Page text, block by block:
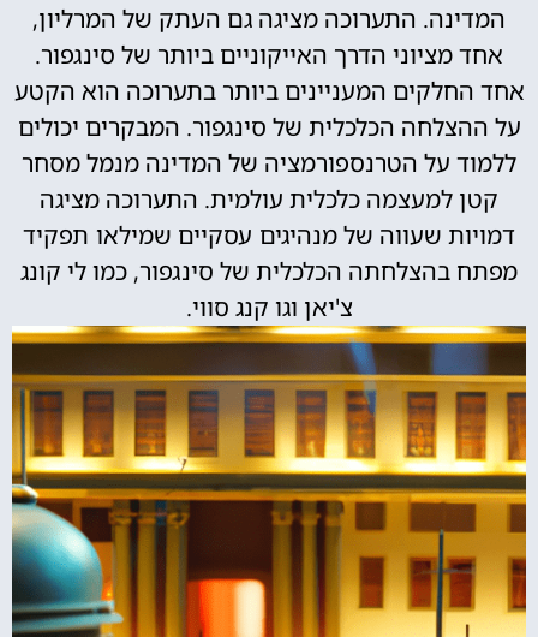
המדינה. התערוכה מציגה גם העתק של המרליון,
אחד מציוני הדרך האייקוניים ביותר של סינגפור.
אחד החלקים המעניינים ביותר בתערוכה הוא הקטע
על ההצלחה הכלכלית של סינגפור. המבקרים יכולים
ללמוד על הטרנספורמציה של המדינה מנמל מסחר
קטן למעצמה כלכלית עולמית. התערוכה מציגה
דמויות שעווה של מנהיגים עסקיים שמילאו תפקיד
מפתח בהצלחתה הכלכלית של סינגפור, כמו לי קונג
צ'יאן וגו קנג סווי.